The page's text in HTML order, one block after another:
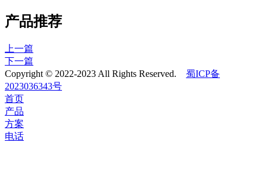
产品推荐
上一篇
下一篇
Copyright © 2022-2023 All Rights Reserved. 蜀ICP备
2023036343号
首页
产品
方案
电话